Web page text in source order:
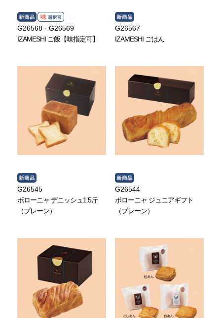
G26568 - G26569
IZAMESHI ご飯【味指定可】
G26567
IZAMESHI ごはん
G26545
ボローニャ デニッシュ1.5斤
（プレーン）
G26544
ボローニャ ジュニアギフト
（プレーン）